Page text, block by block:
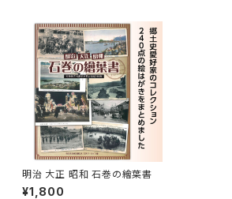
明治 大正 昭和 石巻の繪葉書
¥1,800